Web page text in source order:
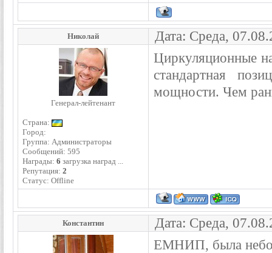
Николай Дата: Среда,
Генерал-лейтенант
Страна:
Город:
Группа: Администраторы
Сообщений: 595
Награды: 6 загрузка наград ...
Репутация: 2
Статус: Offline
Циркуляционные
стандартная
мощности. Чем
Константин Дата: Среда,
ЕМНИП, была